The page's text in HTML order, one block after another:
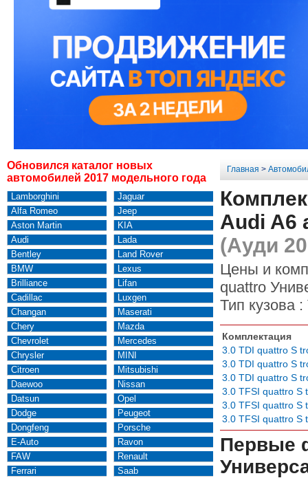
Обновился каталог новых
автомобилей 2017 модельного года
Lamborghini
Alfa Romeo
Aston Martin
Audi
Bentley
BMW
Brilliance
Cadillac
Changan
Chery
Chevrolet
Chrysler
Citroen
Daewoo
Datsun
Dodge
Dongfeng
E-Auto
FAW
Ferrari
Jaguar
Jeep
KIA
Lada
Land Rover
Lexus
Lifan
Luxgen
Maserati
Mazda
Mercedes
MINI
Mitsubishi
Nissan
Opel
Peugeot
Porsche
Ravon
Renault
Saab
Главная >
Audi A6
(Ауди
Цены и
quattro
Тип кузова :
Комплектация
3.0 TDI quattro S
3.0 TDI quattro S
3.0 TDI quattro S
3.0 TFSI quattro S
3.0 TFSI quattro S
3.0 TFSI quattro S
Первые